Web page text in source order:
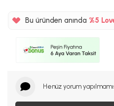
Bu üründen anında %5
%5
Henüz yorum